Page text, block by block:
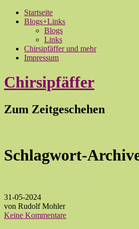
Startseite
Blogs+Links
Blogs
Links
Chirsipfäffer und mehr
Impressum
Chirsipfäffer
Zum Zeitgeschehen
Schlagwort-
31-05-2024
von Rudolf Mohler
Keine Kommentare